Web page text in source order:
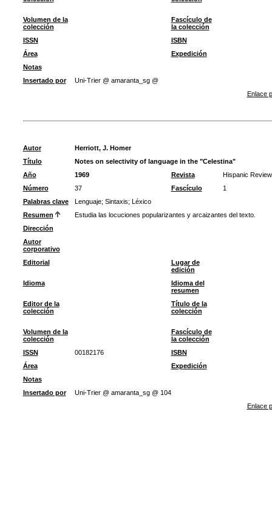
Volumen de la
colección
Fascículo de
la colección
ISSN
ISBN
Área
Expedición
Notas
Insertado por
Uni-Trier @ amaranta_sg @
Enlace
Autor
Herriott, J. Homer
Título
Notes on selectivity of language in the "Celestina"
Año
1969 Revista
Hispanic Review
Número
37 Fascículo
1
Palabras clave
Lenguaje; Sintaxis; Léxico
Resumen
Estudia las locuciones popularizantes y arcaizantes del texto.
Dirección
Autor
corporativo
Editorial
Lugar de
edición
Idioma
Idioma del
resumen
Editor de la
colección
Título de la
colección
Volumen de la
colección
Fascículo de
la colección
ISSN
00182176
ISBN
Área
Expedición
Notas
Insertado por
Uni-Trier @ amaranta_sg @ 104
Enlace